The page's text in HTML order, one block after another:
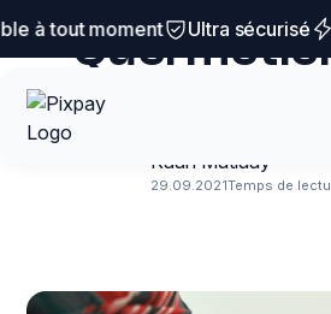
tout moment Ultra sécurisé
Conseils et astuces
Quel
après un bac
Kaan Mutluay
29.09.2021Temps de